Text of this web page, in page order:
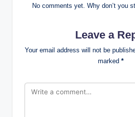
No comments yet. Why don’t you
Leave a
Your email address will not be
marked *